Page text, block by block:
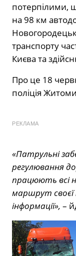
потерпілими,
на 98 км
транспорту
Києва та
Про це 18
поліція
РЕКЛАМА
«Патрульні
регулювання
працюють всі
маршрут своєї
інформації», –